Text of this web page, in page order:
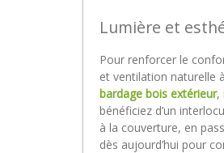
Lumière et
Pour renforcer le
et ventilation naturelle
bardage bois extérieur,
bénéficiez d’un
à la couverture, en
dès aujourd’hui pour